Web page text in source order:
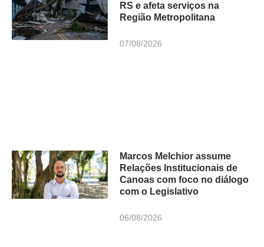
RS e afeta serviços na
Região Metropolitana
07/08/2026
Marcos Melchior assume
Relações Institucionais de
Canoas com foco no diálogo
com o Legislativo
06/08/2026